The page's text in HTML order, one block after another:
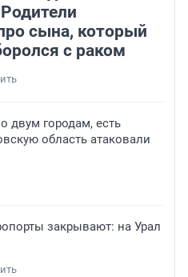
сына, который
с раком
двум городам, есть
область атаковали
закрывают: на Урал